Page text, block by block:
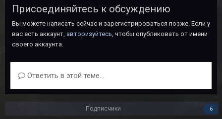
Присоединяйтесь к обсуждению
Вы можете написать сейчас и зарегистрироваться позже. Если у
вас есть аккаунт, авторизуйтесь, чтобы опубликовать от имени
своего аккаунта.
Ответить в этой теме...
Подписчики 6